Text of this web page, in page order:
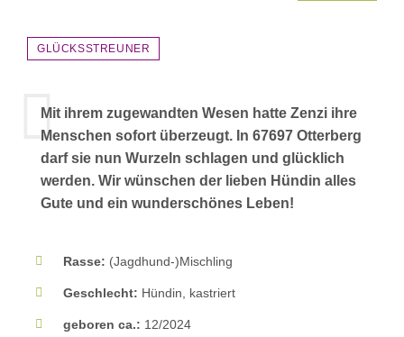
GLÜCKSSTREUNER
Mit ihrem zugewandten Wesen hatte Zenzi ihre
Menschen sofort überzeugt. In 67697 Otterberg
darf sie nun Wurzeln schlagen und glücklich
werden. Wir wünschen der lieben Hündin alles
Gute und ein wunderschönes Leben!
Rasse: (Jagdhund-)Mischling
Geschlecht: Hündin, kastriert
geboren ca.: 12/2024